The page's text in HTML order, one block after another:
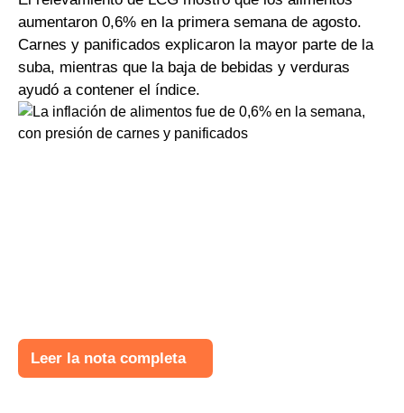
aumentaron 0,6% en la primera semana de agosto.
Carnes y panificados explicaron la mayor parte de la
suba, mientras que la baja de bebidas y verduras
ayudó a contener el índice.
Leer la nota completa